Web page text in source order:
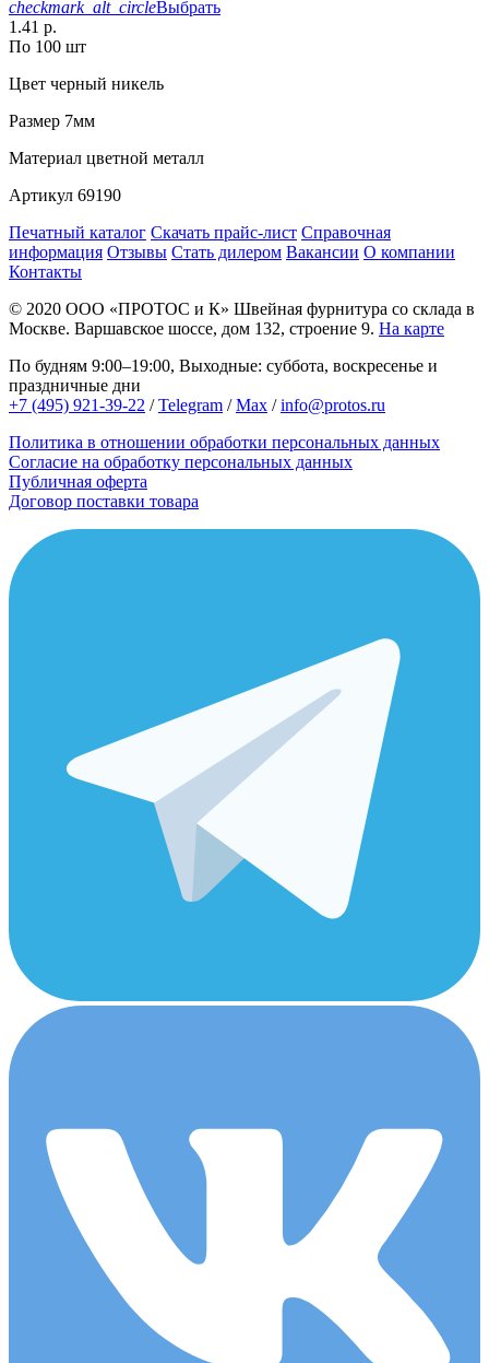
checkmark_alt_circleВыбрать
1.41 р.
По 100 шт
Цвет черный никель
Размер 7мм
Материал цветной металл
Артикул 69190
Печатный каталог Скачать прайс-лист Справочная
информация Отзывы Стать дилером Вакансии О компании
Контакты
© 2020 ООО «ПРОТОС и К» Швейная фурнитура со склада в
Москве. Варшавское шоссе, дом 132, строение 9. На карте
По будням 9:00–19:00, Выходные: суббота, воскресенье и
праздничные дни
+7 (495) 921-39-22 /Telegram /Max /info@protos.ru
Политика в отношении обработки персональных данных
Согласие на обработку персональных данных
Публичная оферта
Договор поставки товара